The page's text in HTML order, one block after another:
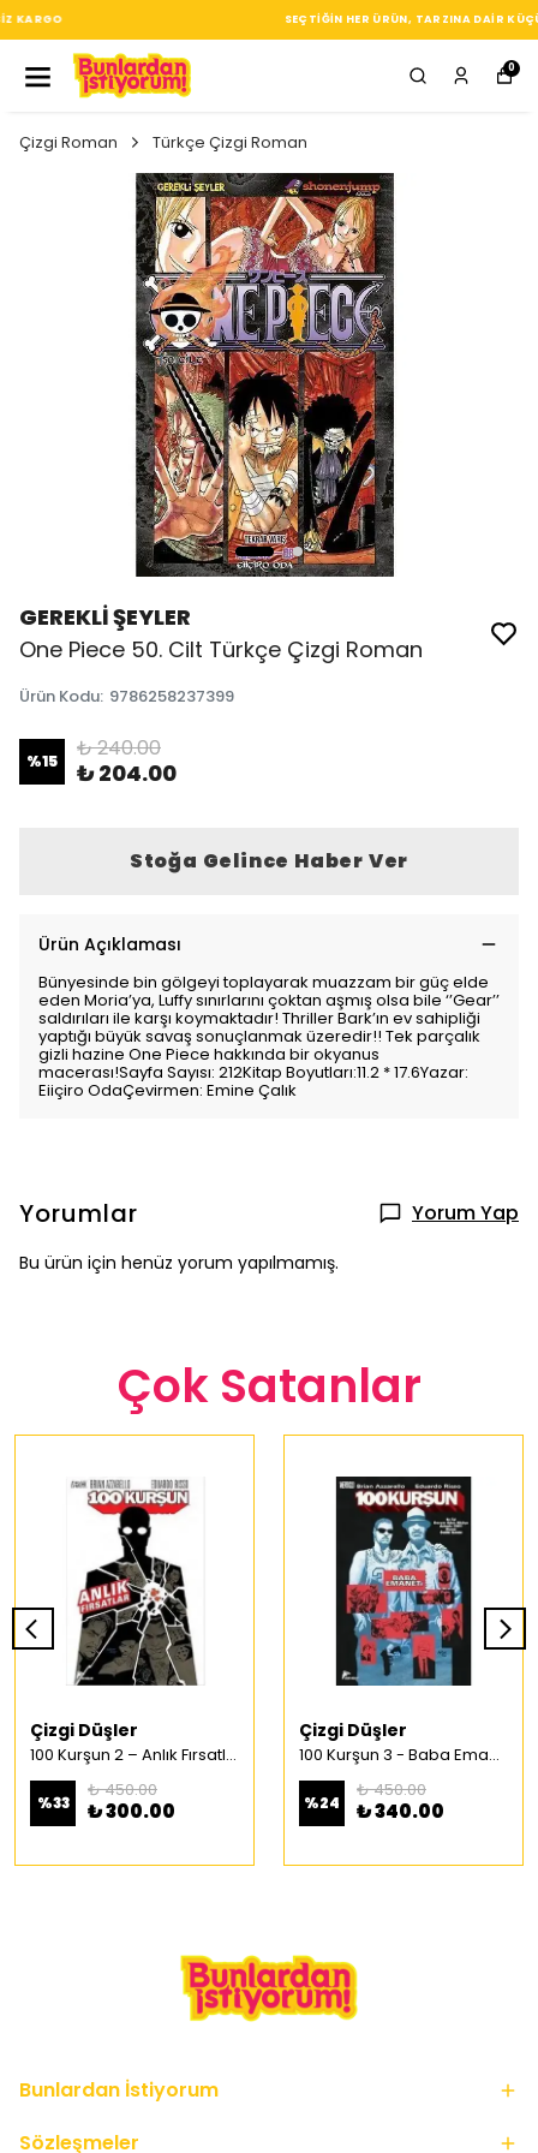
SEÇTIĞIN HER ÜRÜN, TARZINA DAIR KÜÇÜK BIR IMZA
0
Çizgi Roman Türkçe Çizgi Roman
GEREKLİ ŞEYLER
One Piece 50. Cilt Türkçe Çizgi Roman
Ürün Kodu: 9786258237399
%15 ₺ 240.00
₺ 204.00
Stoğa Gelince Haber Ver
Ürün Açıklaması
Bünyesinde bin gölgeyi toplayarak muazzam bir güç elde
eden Moria’ya, Luffy sınırlarını çoktan aşmış olsa bile ‘’Gear’’
saldırıları ile karşı koymaktadır! Thriller Bark’ın ev sahipliği
yaptığı büyük savaş sonuçlanmak üzeredir!! Tek parçalık
gizli hazine One Piece hakkında bir okyanus
macerası!Sayfa Sayısı: 212Kitap Boyutları:11.2 * 17.6Yazar:
Eiiçiro OdaÇevirmen: Emine Çalık
Yorumlar Yorum Yap
Bu ürün için henüz yorum yapılmamış.
Çok Satanlar
Çizgi Düşler
100 Kurşun 2 – Anlık Fırsatlar Türkçe Çizgi Roman
%33
₺ 450.00
₺ 300.00
Çizgi Düşler
100 Kurşun 3 - Baba Emaneti Türkçe Çizgi Roman
%24
₺ 450.00
₺ 340.00
Bunlardan İstiyorum
Sözleşmeler